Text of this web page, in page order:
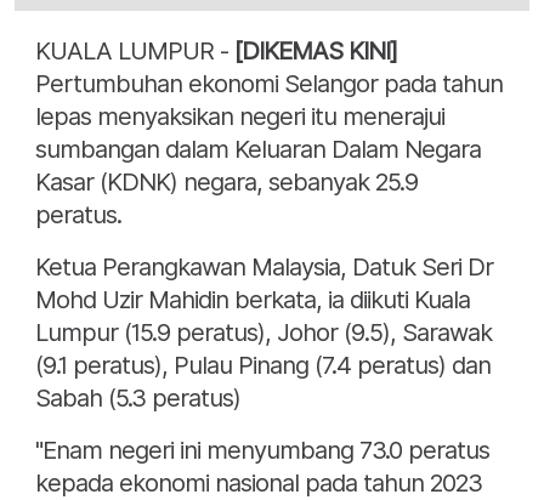
KUALA LUMPUR - [DIKEMAS KINI]
Pertumbuhan ekonomi Selangor pada tahun
lepas menyaksikan negeri itu menerajui
sumbangan dalam Keluaran Dalam Negara
Kasar (KDNK) negara, sebanyak 25.9
peratus.
Ketua Perangkawan Malaysia, Datuk Seri Dr
Mohd Uzir Mahidin berkata, ia diikuti Kuala
Lumpur (15.9 peratus), Johor (9.5), Sarawak
(9.1 peratus), Pulau Pinang (7.4 peratus) dan
Sabah (5.3 peratus)
"Enam negeri ini menyumbang 73.0 peratus
kepada ekonomi nasional pada tahun 2023